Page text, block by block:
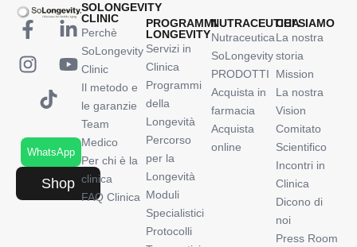
WhatsApp
Shop
SOLONGEVITY
CLINIC
Perchè
SoLongevity
Clinic
Il metodo e
le garanzie
Team
Medico
Per chi è la
clinica
FAQ Clinica
PROGRAMMI
LONGEVITY
Servizi in
Clinica
Programmi
della
Longevità
Percorso
per la
Longevità
Moduli
Specialistici
Protocolli
NUTRACEUTICA
Nutraceutica
SoLongevity
PRODOTTI
Acquista in
farmacia
Acquista
online
CHI SIAMO
La nostra
storia
Mission
La nostra
Vision
Comitato
Scientifico
Incontri in
Clinica
Dicono di
noi
Press Room